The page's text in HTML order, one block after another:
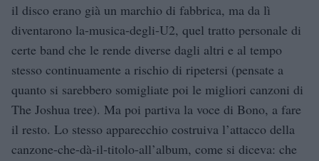
il disco erano già un marchio di fabbrica, ma da lì
diventarono la-musica-degli-U2, quel tratto personale di
certe band che le rende diverse dagli altri e al tempo
stesso continuamente a rischio di ripetersi (pensate a
quanto si sarebbero somigliate poi le migliori canzoni di
The Joshua tree). Ma poi partiva la voce di Bono, a fare
il resto. Lo stesso apparecchio costruiva l’attacco della
canzone-che-dà-il-titolo-all’album, come si diceva: che